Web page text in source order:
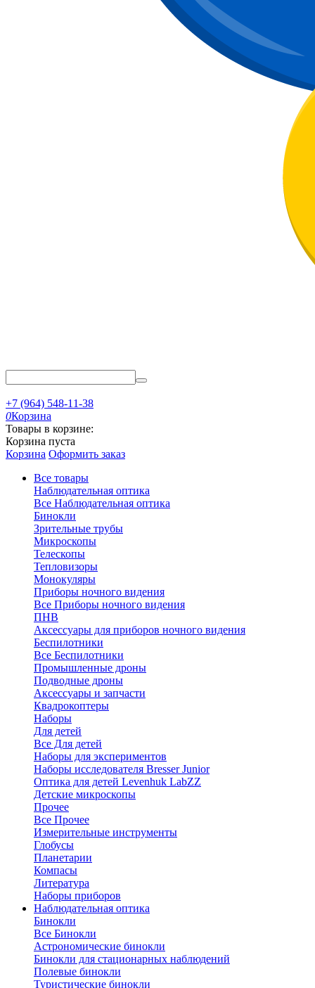
+7 (964) 548-11-38
0Корзина
Товары в корзине:
Корзина пуста
Корзина Оформить заказ
Все товары
Наблюдательная оптика
Все Наблюдательная оптика
Бинокли
Зрительные трубы
Микроскопы
Телескопы
Тепловизоры
Монокуляры
Приборы ночного видения
Все Приборы ночного видения
ПНВ
Аксессуары для приборов ночного видения
Беспилотники
Все Беспилотники
Промышленные дроны
Подводные дроны
Аксессуары и запчасти
Квадрокоптеры
Наборы
Для детей
Все Для детей
Наборы для экспериментов
Наборы исследователя Bresser Junior
Оптика для детей Levenhuk LabZZ
Детские микроскопы
Прочее
Все Прочее
Измерительные инструменты
Глобусы
Планетарии
Компасы
Литература
Наборы приборов
Наблюдательная оптика
Бинокли
Все Бинокли
Астрономические бинокли
Бинокли для стационарных наблюдений
Полевые бинокли
Туристические бинокли